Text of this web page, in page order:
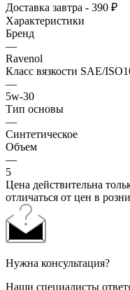
Доставка завтра - 390 ₽
Характеристики
Бренд
—
Ravenol
Класс вязкости SAE/
—
5w-30
Тип основы
—
Синтетическое
Объем
—
5
Цена действительна
отличаться от цен в
Нужна консультация?
Наши специалисты